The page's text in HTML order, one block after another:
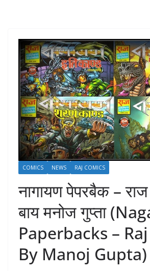
COMICS NEWS RAJ COMICS
नागायण पेपरबैक –
बाय मनोज गुप्ता
Paperbacks –
By Manoj Gupta)